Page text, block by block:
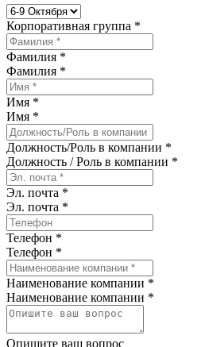
Корпоративная группа *
Фамилия *
Фамилия *
Имя *
Имя *
Должность/Роль в компании *
Должность / Роль в компании *
Эл. почта *
Эл. почта *
Телефон *
Телефон *
Наименование компании *
Наименование компании *
Опишите ваш вопрос